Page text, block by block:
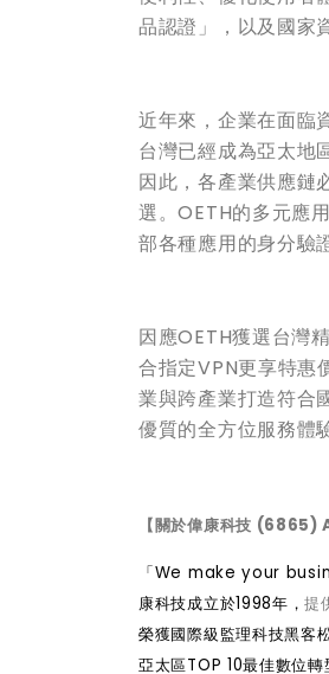
品認證」，以及國家
近年來，企業在面臨
台灣已經成為亞太地
因此，各產業供應鏈
選。OETH的多元應
部各種應用的身分驗
因應OETH獲選台灣
合指定VPN更享特惠
業與跨產業打造符合
優質的全方位服務體驗
【關於偉康科技
「We make your
康科技成立於1998年，提
榮獲國際級監理科技黑客
亞太區TOP 10最佳數位